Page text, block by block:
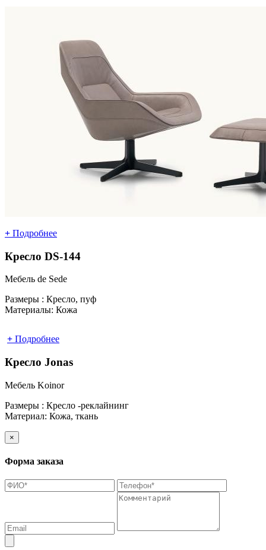
+ Подробнее
Кресло DS-144
Мебель de Sede
Размеры : Кресло, пуф
Материалы: Кожа
+ Подробнее
Кресло Jonas
Мебель Koinor
Размеры : Кресло -реклайнинг
Материал: Кожа, ткань
×
Форма заказа